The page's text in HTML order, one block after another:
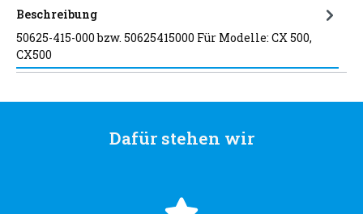
Beschreibung
50625-415-000 bzw. 50625415000 Für Modelle: CX 500,
CX500
Dafür stehen wir